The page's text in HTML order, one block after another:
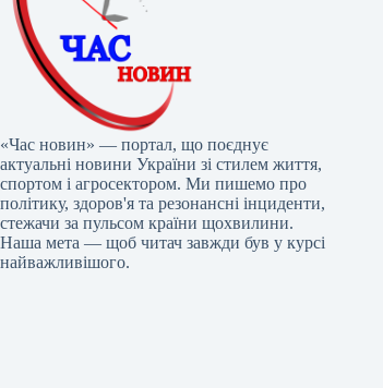
«Час новин» — портал, що поєднує
актуальні новини України зі стилем життя,
спортом і агросектором. Ми пишемо про
політику, здоров'я та резонансні інциденти,
стежачи за пульсом країни щохвилини.
Наша мета — щоб читач завжди був у курсі
найважливішого.